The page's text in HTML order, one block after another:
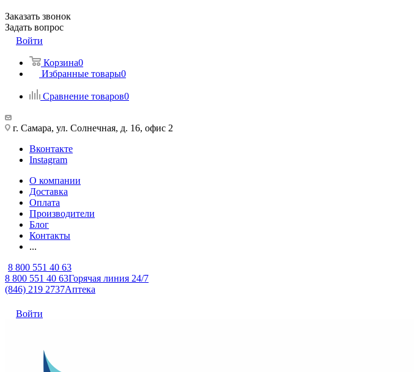
Заказать звонок
Задать вопрос
Войти
Корзина0
Избранные товары0
Сравнение товаров0
г. Самара, ул. Солнечная, д. 16, офис 2
Вконтакте
Instagram
О компании
Доставка
Оплата
Производители
Блог
Контакты
...
8 800 551 40 63
8 800 551 40 63Горячая линия 24/7
(846) 219 2737Аптека
Войти